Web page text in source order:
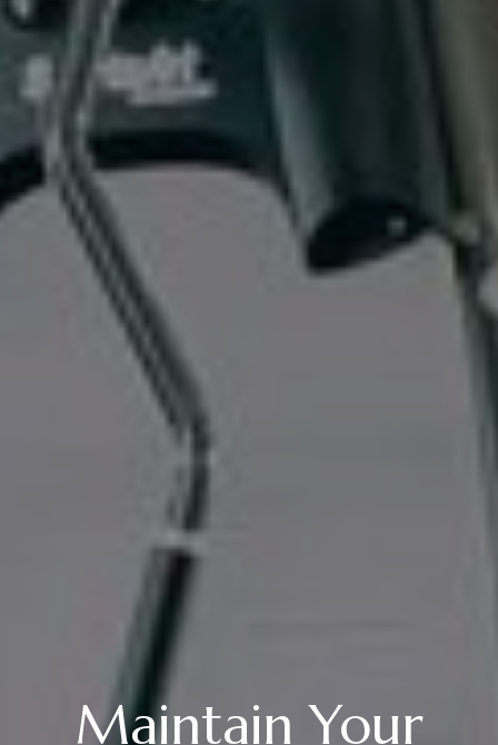
Maintain Your